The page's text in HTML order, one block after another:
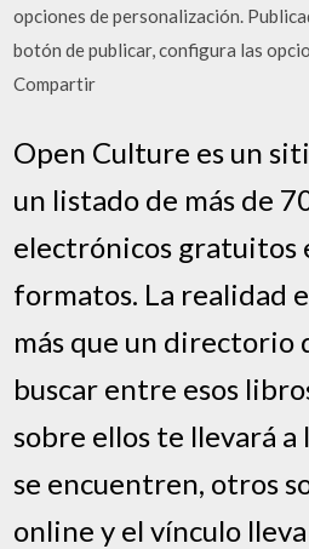
opciones de personalización.
botón de publicar, configura las
Compartir
Open Culture es un
un listado de más de
electrónicos gratuitos
formatos. La realidad
más que un directorio
buscar entre esos
sobre ellos te llevará
se encuentren, otros
online y el vínculo